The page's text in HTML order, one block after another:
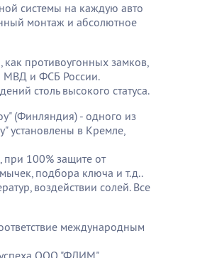
системы на каждую авто
монтаж и абсолютное
противоугонных замков,
МВД и ФСБ России.
столь высокого статуса.
(Финляндия) - одного из
установлены в Кремле,
100% защите от
подбора ключа и т.д..
воздействии солей. Все
международным
успеха ООО "ФЛИМ".